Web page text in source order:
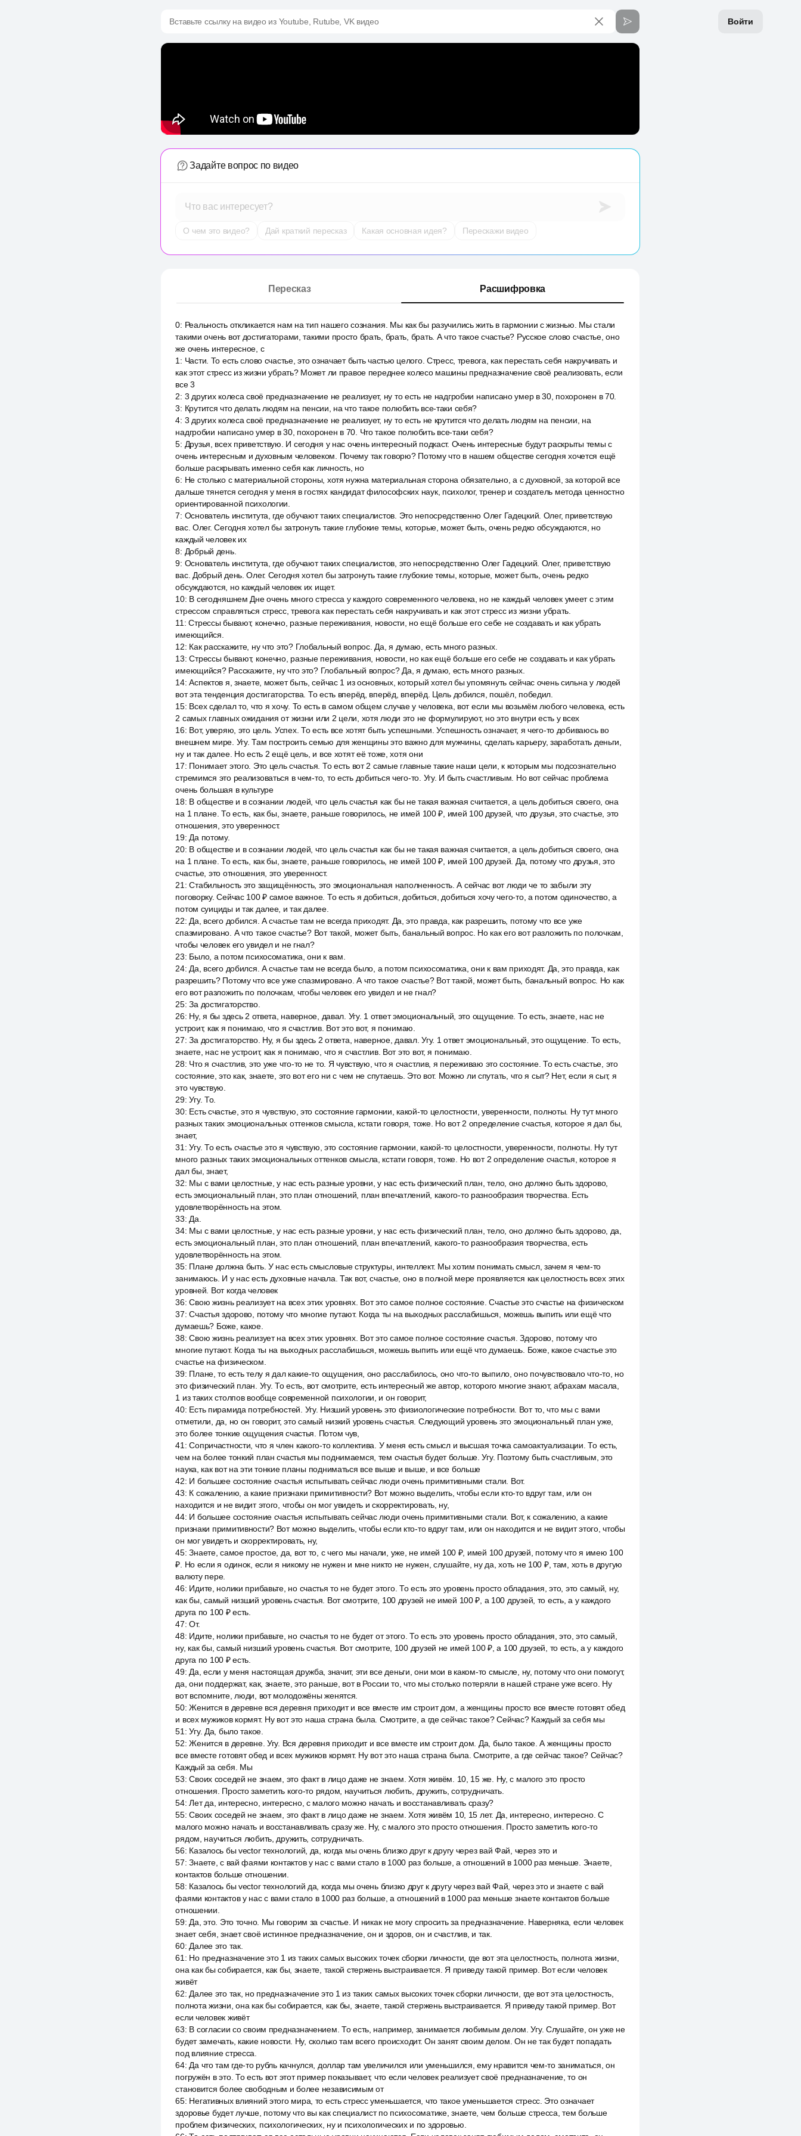
Войти
Вставьте ссылку на видео из Youtube, Rutube, VK видео
Задайте вопрос по видео
Что вас интересует?
О чем это видео? Дай краткий пересказ Какая основная идея? Перескажи видео
Пересказ Расшифровка
0: Реальность откликается нам на тип нашего сознания. Мы как бы разучились жить в гармонии с жизнью. Мы стали
такими очень вот достигаторами, такими просто брать, брать, брать. А что такое счастье? Русское слово счастье, оно
же очень интересное, с
1 : Части. То есть слово счастье, это означает быть частью целого. Стресс, тревога, как перестать себя накручивать и
как этот стресс из жизни убрать? Может ли правое переднее колесо машины предназначение своё реализовать, если
все 3
2: 3 других колеса своё предназначение не реализует, ну то есть не надгробии написано умер в 30, похоронен в 70.
3: Крутится что делать людям на пенсии, на что такое полюбить все-таки себя?
4: 3 других колеса своё предназначение не реализует, ну то есть не крутится что делать людям на пенсии, на
надгробии написано умер в 30, похоронен в 70. Что такое полюбить все-таки себя?
5: Друзья, всех приветствую. И сегодня у нас очень интересный подкаст. Очень интересные будут раскрыты темы с
очень интересным и духовным человеком. Почему так говорю? Потому что в нашем обществе сегодня хочется ещё
больше раскрывать именно себя как личность, но
6: Не столько с материальной стороны, хотя нужна материальная сторона обязательно, а с духовной, за которой все
дальше тянется сегодня у меня в гостях кандидат философских наук, психолог, тренер и создатель метода ценностно
ориентированной психологии.
7: Основатель института, где обучают таких специалистов. Это непосредственно Олег Гадецкий. Олег, приветствую
вас. Олег. Сегодня хотел бы затронуть такие глубокие темы, которые, может быть, очень редко обсуждаются, но
каждый человек их
8: Добрый день.
9: Основатель института, где обучают таких специалистов, это непосредственно Олег Гадецкий. Олег, приветствую
вас. Добрый день. Олег. Сегодня хотел бы затронуть такие глубокие темы, которые, может быть, очень редко
обсуждаются, но каждый человек их ищет.
10: В сегодняшнем Дне очень много стресса у каждого современного человека, но не каждый человек умеет с этим
стрессом справляться стресс, тревога как перестать себя накручивать и как этот стресс из жизни убрать.
11 :Стрессы бывают, конечно, разные переживания, новости, но ещё больше его себе не создавать и как убрать
имеющийся.
12: Как расскажите, ну что это? Глобальный вопрос. Да, я думаю, есть много разных.
13:Стрессы бывают, конечно, разные переживания, новости, но как ещё больше его себе не создавать и как убрать
имеющийся? Расскажите, ну что это? Глобальный вопрос? Да, я думаю, есть много разных.
14:Аспектов я, знаете, может быть, сейчас 1 из основных, который хотел бы упомянуть сейчас очень сильна у людей
вот эта тенденция достигаторства. То есть вперёд, вперёд, вперёд. Цель добился, пошёл, победил.
15: Всех сделал то, что я хочу. То есть в самом общем случае у человека, вот если мы возьмём любого человека, есть
2 самых главных ожидания от жизни или 2 цели, хотя люди это не формулируют, но это внутри есть у всех
16: Вот, уверяю, это цель. Успех. То есть все хотят быть успешными. Успешность означает, я чего-то добиваюсь во
внешнем мире. Угу. Там построить семью для женщины это важно для мужчины, сделать карьеру, заработать деньги,
ну и так далее. Но есть 2 ещё цель, и все хотят её тоже, хотя они
17: Понимает этого. Это цель счастья. То есть вот 2 самые главные такие наши цели, к которым мы подсознательно
стремимся это реализоваться в чем-то, то есть добиться чего-то. Угу. И быть счастливым. Но вот сейчас проблема
очень большая в культуре
18: В обществе и в сознании людей, что цель счастья как бы не такая важная считается, а цель добиться своего, она
на 1 плане. То есть, как бы, знаете, раньше говорилось, не имей 100 ₽, имей 100 друзей, что друзья, это счастье, это
отношения, это уверенност.
19: Да потому.
20: В обществе и в сознании людей, что цель счастья как бы не такая важная считается, а цель добиться своего, она
на 1 плане. То есть, как бы, знаете, раньше говорилось, не имей 100 ₽, имей 100 друзей. Да, потому что друзья, это
счастье, это отношения, это уверенност.
21 :Стабильность это защищённость, это эмоциональная наполненность. А сейчас вот люди че то забыли эту
поговорку. Сейчас 100 ₽ самое важное. То есть я добиться, добиться, добиться хочу чего-то, а потом одиночество, а
потом суициды и так далее, и так далее.
22: Да, всего добился. А счастье там не всегда приходят. Да, это правда, как разрешить, потому что все уже
спазмировано. А что такое счастье? Вот такой, может быть, банальный вопрос. Но как его вот разложить по полочкам,
чтобы человек его увидел и не гнал?
23: Было, а потом психосоматика, они к вам.
24: Да, всего добился. А счастье там не всегда было, а потом психосоматика, они к вам приходят. Да, это правда, как
разрешить? Потому что все уже спазмировано. А что такое счастье? Вот такой, может быть, банальный вопрос. Но как
его вот разложить по полочкам, чтобы человек его увидел и не гнал?
25:За достигаторство.
26: Ну, я бы здесь 2 ответа, наверное, давал. Угу. 1 ответ эмоциональный, это ощущение. То есть, знаете, нас не
устроит, как я понимаю, что я счастлив. Вот это вот, я понимаю.
27:За достигаторство. Ну, я бы здесь 2 ответа, наверное, давал. Угу. 1 ответ эмоциональный, это ощущение. То есть,
знаете, нас не устроит, как я понимаю, что я счастлив. Вот это вот, я понимаю.
28: Что я счастлив, это уже что-то не то. Я чувствую, что я счастлив, я переживаю это состояние. То есть счастье, это
состояние, это как, знаете, это вот его ни с чем не спутаешь. Это вот. Можно ли спутать, что я сыт? Нет, если я сыт, я
это чувствую.
29:Угу. То.
30: Есть счастье, это я чувствую, это состояние гармонии, какой-то целостности, уверенности, полноты. Ну тут много
разных таких эмоциональных оттенков смысла, кстати говоря, тоже. Но вот 2 определение счастья, которое я дал бы,
знает,
31 :Угу. То есть счастье это я чувствую, это состояние гармонии, какой-то целостности, уверенности, полноты. Ну тут
много разных таких эмоциональных оттенков смысла, кстати говоря, тоже. Но вот 2 определение счастья, которое я
дал бы, знает,
32: Мы с вами целостные, у нас есть разные уровни, у нас есть физический план, тело, оно должно быть здорово,
есть эмоциональный план, это план отношений, план впечатлений, какого-то разнообразия творчества. Есть
удовлетворённость на этом.
33: Да.
34: Мы с вами целостные, у нас есть разные уровни, у нас есть физический план, тело, оно должно быть здорово, да,
есть эмоциональный план, это план отношений, план впечатлений, какого-то разнообразия творчества, есть
удовлетворённость на этом.
35: Плане должна быть. У нас есть смысловые структуры, интеллект. Мы хотим понимать смысл, зачем я чем-то
занимаюсь. И у нас есть духовные начала. Так вот, счастье, оно в полной мере проявляется как целостность всех этих
уровней. Вот когда человек
36:Свою жизнь реализует на всех этих уровнях. Вот это самое полное состояние. Счастье это счастье на физическом
37:Счастья здорово, потому что многие путают. Когда ты на выходных расслабишься, можешь выпить или ещё что
думаешь? Боже, какое.
38:Свою жизнь реализует на всех этих уровнях. Вот это самое полное состояние счастья. Здорово, потому что
многие путают. Когда ты на выходных расслабишься, можешь выпить или ещё что думаешь. Боже, какое счастье это
счастье на физическом.
39: Плане, то есть телу я дал какие-то ощущения, оно расслабилось, оно что-то выпило, оно почувствовало что-то, но
это физический план. Угу. То есть, вот смотрите, есть интересный же автор, которого многие знают, абрахам масала,
1 из таких столпов вообще современной психологии, и он говорит,
40: Есть пирамида потребностей. Угу. Низший уровень это физиологические потребности. Вот то, что мы с вами
отметили, да, но он говорит, это самый низкий уровень счастья. Следующий уровень это эмоциональный план уже,
это более тонкие ощущения счастья. Потом чув,
41 :Сопричастности, что я член какого-то коллектива. У меня есть смысл и высшая точка самоактуализации. То есть,
чем на более тонкий план счастья мы поднимаемся, тем счастья будет больше. Угу. Поэтому быть счастливым, это
наука, как вот на эти тонкие планы подниматься все выше и выше, и все больше
42: И большее состояние счастья испытывать сейчас люди очень примитивными стали. Вот.
43: К сожалению, а какие признаки примитивности? Вот можно выделить, чтобы если кто-то вдруг там, или он
находится и не видит этого, чтобы он мог увидеть и скорректировать, ну,
44: И большее состояние счастья испытывать сейчас люди очень примитивными стали. Вот, к сожалению, а какие
признаки примитивности? Вот можно выделить, чтобы если кто-то вдруг там, или он находится и не видит этого, чтобы
он мог увидеть и скорректировать, ну,
45:Знаете, самое простое, да, вот то, с чего мы начали, уже, не имей 100 ₽, имей 100 друзей, потому что я имею 100
₽. Но если я одинок, если я никому не нужен и мне никто не нужен, слушайте, ну да, хоть не 100 ₽, там, хоть в другую
валюту пере.
46: Идите, нолики прибавьте, но счастья то не будет этого. То есть это уровень просто обладания, это, это самый, ну,
как бы, самый низший уровень счастья. Вот смотрите, 100 друзей не имей 100 ₽, а 100 друзей, то есть, а у каждого
друга по 100 ₽ есть.
47:От.
48: Идите, нолики прибавьте, но счастья то не будет от этого. То есть это уровень просто обладания, это, это самый,
ну, как бы, самый низший уровень счастья. Вот смотрите, 100 друзей не имей 100 ₽, а 100 друзей, то есть, а у каждого
друга по 100 ₽ есть.
49: Да, если у меня настоящая дружба, значит, эти все деньги, они мои в каком-то смысле, ну, потому что они помогут,
да, они поддержат, как, знаете, это раньше, вот в России то, что мы столько потеряли в нашей стране уже всего. Ну
вот вспомните, люди, вот молодожёны женятся.
50:Женится в деревне вся деревня приходит и все вместе им строит дом, а женщины просто все вместе готовят обед
и всех мужиков кормят. Ну вот это наша страна была. Смотрите, а где сейчас такое? Сейчас? Каждый за себя мы
51 :Угу. Да, было такое.
52:Женится в деревне. Угу. Вся деревня приходит и все вместе им строит дом. Да, было такое. А женщины просто
все вместе готовят обед и всех мужиков кормят. Ну вот это наша страна была. Смотрите, а где сейчас такое? Сейчас?
Каждый за себя. Мы
53:Своих соседей не знаем, это факт в лицо даже не знаем. Хотя живём. 10, 15 же. Ну, с малого это просто
отношения. Просто заметить кого-то рядом, научиться любить, дружить, сотрудничать.
54:Лет да, интересно, интересно, с малого можно начать и восстанавливать сразу?
55:Своих соседей не знаем, это факт в лицо даже не знаем. Хотя живём 10, 15 лет. Да, интересно, интересно. С
малого можно начать и восстанавливать сразу же. Ну, с малого это просто отношения. Просто заметить кого-то
рядом, научиться любить, дружить, сотрудничать.
56: Казалось бы vector технологий, да, когда мы очень близко друг к другу через вай Фай, через это и
57:Знаете, с вай фаями контактов у нас с вами стало в 1000 раз больше, а отношений в 1000 раз меньше. Знаете,
контактов больше отношении.
58: Казалось бы vector технологий да, когда мы очень близко друг к другу через вай Фай, через это и знаете с вай
фаями контактов у нас с вами стало в 1000 раз больше, а отношений в 1000 раз меньше знаете контактов больше
отношении.
59: Да, это. Это точно. Мы говорим за счастье. И никак не могу спросить за предназначение. Наверняка, если человек
знает себя, знает своё истинное предназначение, он и здоров, он и счастлив, и так.
60: Далее это так.
61 : Но предназначение это 1 из таких самых высоких точек сборки личности, где вот эта целостность, полнота жизни,
она как бы собирается, как бы, знаете, такой стержень выстраивается. Я приведу такой пример. Вот если человек
живёт
62: Далее это так, но предназначение это 1 из таких самых высоких точек сборки личности, где вот эта целостность,
полнота жизни, она как бы собирается, как бы, знаете, такой стержень выстраивается. Я приведу такой пример. Вот
если человек живёт
63: В согласии со своим предназначением. То есть, например, занимается любимым делом. Угу. Слушайте, он уже не
будет замечать, какие новости. Ну, сколько там всего происходит. Он занят своим делом. Он не так будет попадать
под влияние стресса.
64: Да что там где-то рубль качнулся, доллар там увеличился или уменьшился, ему нравится чем-то заниматься, он
погружён в это. То есть вот этот пример показывает, что если человек реализует своё предназначение, то он
становится более свободным и более независимым от
65: Негативных влияний этого мира, то есть стресс уменьшается, что такое уменьшается стресс. Это означает
здоровье будет лучше, потому что вы как специалист по психосоматике, знаете, чем больше стресса, тем больше
проблем физических, психологических, ну и психологических и по здоровью.